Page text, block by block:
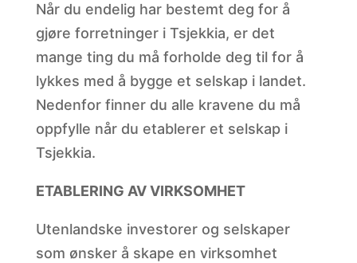
Når du endelig har bestemt deg for å
gjøre forretninger i Tsjekkia, er det
mange ting du må forholde deg til for å
lykkes med å bygge et selskap i landet.
Nedenfor finner du alle kravene du må
oppfylle når du etablerer et selskap i
Tsjekkia.
ETABLERING AV VIRKSOMHET
Utenlandske investorer og selskaper
som ønsker å skape en virksomhet